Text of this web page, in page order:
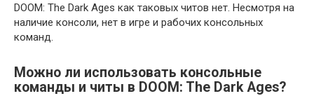
DOOM: The Dark Ages как таковых читов нет. Несмотря на
наличие консоли, нет в игре и рабочих консольных
команд.
Можно ли использовать консольные
команды и читы в DOOM: The Dark Ages?